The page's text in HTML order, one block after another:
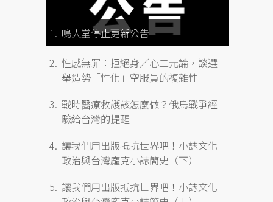
鳴人堂停止更新公告
性感無罪：拒絕身／心二元論，談選
舉造勢「性化」空服員的複雜性
戰時醫療救護該怎麼做？俄烏戰爭經
驗給台灣的提醒
讓我們用出版抵抗世界吧！小誌文化
政治與台灣龐克小誌簡史（下）
讓我們用出版抵抗世界吧！小誌文化